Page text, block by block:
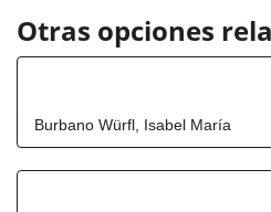
Otras opciones
Burbano Würfl, Isabel María